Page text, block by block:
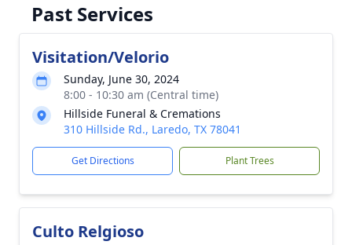
Past Services
Visitation/Velorio
Sunday, June 30, 2024
8:00 - 10:30 am (Central time)
Hillside Funeral & Cremations
310 Hillside Rd., Laredo, TX 78041
Get Directions Plant Trees
Culto Relgioso